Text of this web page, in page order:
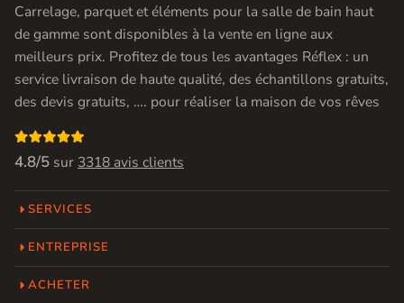
Carrelage, parquet et éléments pour la salle de bain haut
de gamme sont disponibles à la vente en ligne aux
meilleurs prix. Profitez de tous les avantages Réflex : un
service livraison de haute qualité, des échantillons gratuits,
des devis gratuits, …. pour réaliser la maison de vos rêves

4.8/5 sur 3318 avis clients
SERVICES
ENTREPRISE
ACHETER